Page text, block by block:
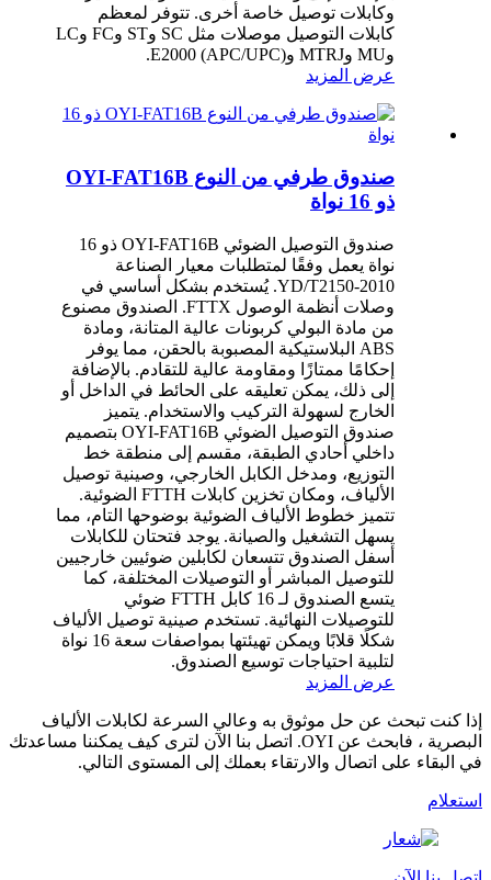
وكابلات توصيل خاصة أخرى. تتوفر لمعظم
كابلات التوصيل موصلات مثل SC وST وFC وLC
وMU وMTRJ وE2000 (APC/UPC).
عرض المزيد
صندوق طرفي من النوع OYI-FAT16B
ذو 16 نواة
صندوق التوصيل الضوئي OYI-FAT16B ذو 16
نواة يعمل وفقًا لمتطلبات معيار الصناعة
YD/T2150-2010. يُستخدم بشكل أساسي في
وصلات أنظمة الوصول FTTX. الصندوق مصنوع
من مادة البولي كربونات عالية المتانة، ومادة
ABS البلاستيكية المصبوبة بالحقن، مما يوفر
إحكامًا ممتازًا ومقاومة عالية للتقادم. بالإضافة
إلى ذلك، يمكن تعليقه على الحائط في الداخل أو
الخارج لسهولة التركيب والاستخدام. يتميز
صندوق التوصيل الضوئي OYI-FAT16B بتصميم
داخلي أحادي الطبقة، مقسم إلى منطقة خط
التوزيع، ومدخل الكابل الخارجي، وصينية توصيل
الألياف، ومكان تخزين كابلات FTTH الضوئية.
تتميز خطوط الألياف الضوئية بوضوحها التام، مما
يسهل التشغيل والصيانة. يوجد فتحتان للكابلات
أسفل الصندوق تتسعان لكابلين ضوئيين خارجيين
للتوصيل المباشر أو التوصيلات المختلفة، كما
يتسع الصندوق لـ 16 كابل FTTH ضوئي
للتوصيلات النهائية. تستخدم صينية توصيل الألياف
شكلًا قلابًا ويمكن تهيئتها بمواصفات سعة 16 نواة
لتلبية احتياجات توسيع الصندوق.
عرض المزيد
إذا كنت تبحث عن حل موثوق به وعالي السرعة لكابلات الألياف
البصرية ، فابحث عن OYI. اتصل بنا الآن لترى كيف يمكننا مساعدتك
في البقاء على اتصال والارتقاء بعملك إلى المستوى التالي.
استعلام